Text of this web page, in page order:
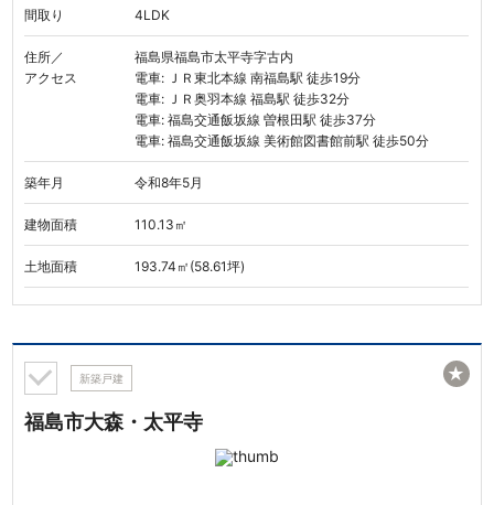
間取り 4LDK
住所／
アクセス
福島県福島市太平寺字古内
電車: ＪＲ東北本線 南福島駅 徒歩19分
電車: ＪＲ奥羽本線 福島駅 徒歩32分
電車: 福島交通飯坂線 曽根田駅 徒歩37分
電車: 福島交通飯坂線 美術館図書館前駅 徒歩50分
築年月 令和8年5月
建物面積 110.13㎡
土地面積 193.74㎡(58.61坪)
新築戸建
福島市大森・太平寺
★